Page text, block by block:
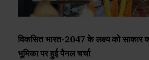
विकसित भारत-2047 के लक्ष्य को साकार
भूमिका पर हुई पैनल चर्चा